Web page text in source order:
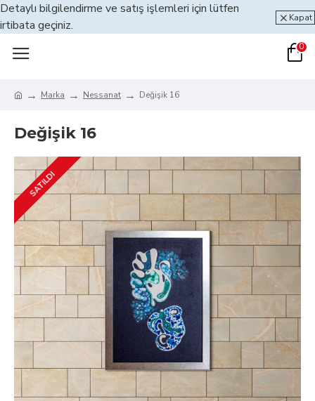
Detaylı bilgilendirme ve satış işlemleri için lütfen
irtibata geçiniz.
Kapat
0
Marka Nessanat Değişik 16
Değişik 16
SATILDI